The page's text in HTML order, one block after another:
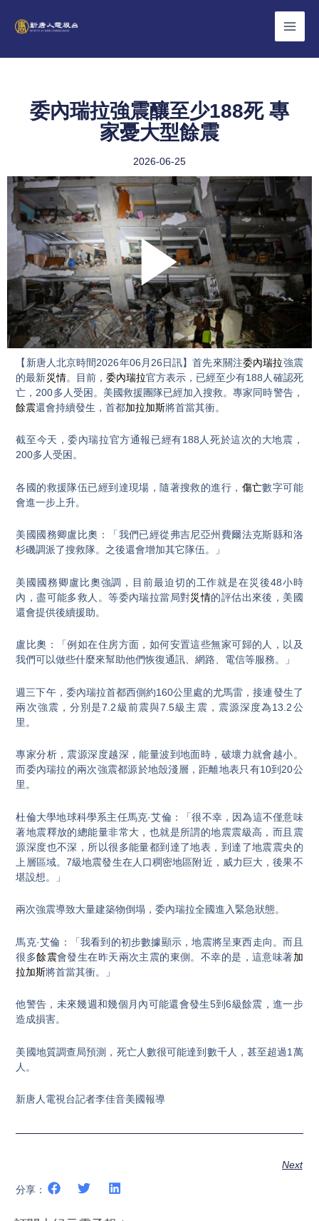
委內瑞拉強震釀至少188死 專
家憂大型餘震
2026-06-25
Play
Video
【新唐人北京時間2026年06月26日訊】首先來關注委內瑞拉強震
的最新災情。目前， 委內瑞拉官方表示，已經至少有188人確認死
亡，200多人受困。美國救援團隊已經加入搜救。專家同時警告，
餘震還會持續發生，首都加拉加斯將首當其衝。
截至今天，委內瑞拉官方通報已經有188人死於這次的大地震，
200多人受困。
各國的救援隊伍已經到達現場，隨著搜救的進行， 傷亡數字可能
會進一步上升。
美國國務卿盧比奧：「我們已經從弗吉尼亞州費爾法克斯縣和洛
杉磯調派了搜救隊。之後還會增加其它隊伍。」
美國國務卿盧比奧強調，目前最迫切的工作就是在災後48小時
內，盡可能多救人。等委內瑞拉當局對災情的評估出來後，美國
還會提供後續援助。
盧比奧：「例如在住房方面，如何安置這些無家可歸的人，以及
我們可以做些什麼來幫助他們恢復通訊、網路、電信等服務。」
週三下午，委內瑞拉首都西側約160公里處的尤馬雷，接連發生了
兩次強震，分別是7.2級前震與7.5級主震，震源深度為13.2公
里。
專家分析，震源深度越深，能量波到地面時，破壞力就會越小。
而委內瑞拉的兩次強震都源於地殼淺層，距離地表只有10到20公
里。
杜倫大學地球科學系主任馬克·艾倫：「很不幸，因為這不僅意味
著地震釋放的總能量非常大，也就是所謂的地震震級高，而且震
源深度也不深，所以很多能量都到達了地表，到達了地震震央的
上層區域。7級地震發生在人口稠密地區附近，威力巨大，後果不
堪設想。」
兩次強震導致大量建築物倒塌，委內瑞拉全國進入緊急狀態。
馬克·艾倫：「我看到的初步數據顯示，地震將呈東西走向。而且
很多餘震會發生在昨天兩次主震的東側。不幸的是，這意味著加
拉加斯將首當其衝。」
他警告，未來幾週和幾個月內可能還會發生5到6級餘震，進一步
造成損害。
美國地質調查局預測，死亡人數很可能達到數千人，甚至超過1萬
人。
新唐人電視台記者李佳音美國報導
Next
分享：